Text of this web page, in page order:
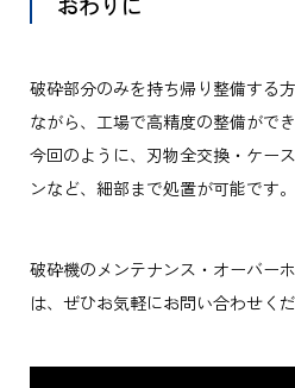
破砕部分のみを持ち帰り整備する
ながら、工場で高精度の整備がで
今回のように、刃物全交換・ケー
ンなど、細部まで処置が可能です。
破砕機のメンテナンス・オーバー
は、ぜひお気軽にお問い合わせくだ